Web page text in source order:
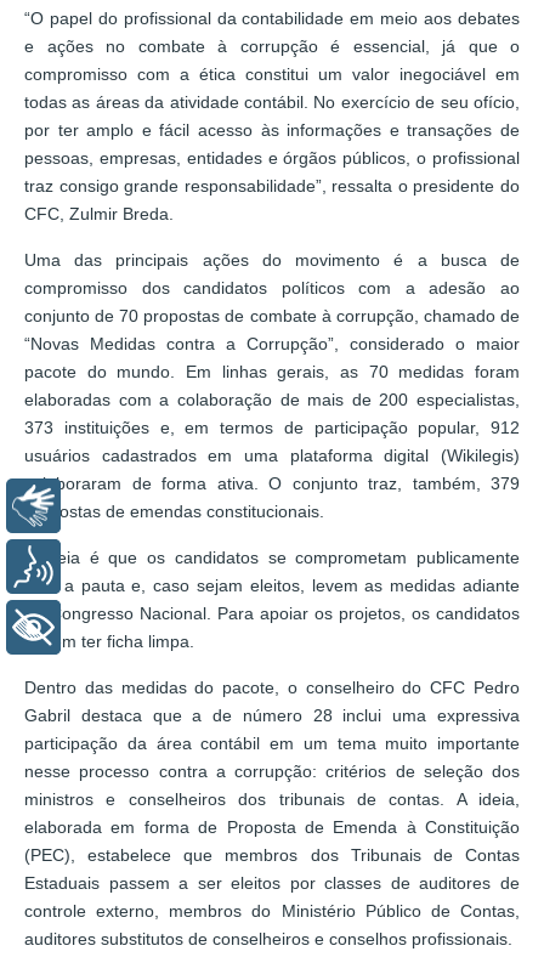
“O papel do profissional da contabilidade em meio aos debates
e ações no combate à corrupção é essencial, já que o
compromisso com a ética constitui um valor inegociável em
todas as áreas da atividade contábil. No exercício de seu ofício,
por ter amplo e fácil acesso às informações e transações de
pessoas, empresas, entidades e órgãos públicos, o profissional
traz consigo grande responsabilidade”, ressalta o presidente do
CFC, Zulmir Breda.
Uma das principais ações do movimento é a busca de
compromisso dos candidatos políticos com a adesão ao
conjunto de 70 propostas de combate à corrupção, chamado de
“Novas Medidas contra a Corrupção”, considerado o maior
pacote do mundo. Em linhas gerais, as 70 medidas foram
elaboradas com a colaboração de mais de 200 especialistas,
373 instituições e, em termos de participação popular, 912
usuários cadastrados em uma plataforma digital (Wikilegis)
colaboraram de forma ativa. O conjunto traz, também, 379
propostas de emendas constitucionais.
A ideia é que os candidatos se comprometam publicamente
com a pauta e, caso sejam eleitos, levem as medidas adiante
no Congresso Nacional. Para apoiar os projetos, os candidatos
devem ter ficha limpa.
Dentro das medidas do pacote, o conselheiro do CFC Pedro
Gabril destaca que a de número 28 inclui uma expressiva
participação da área contábil em um tema muito importante
nesse processo contra a corrupção: critérios de seleção dos
ministros e conselheiros dos tribunais de contas. A ideia,
elaborada em forma de Proposta de Emenda à Constituição
(PEC), estabelece que membros dos Tribunais de Contas
Estaduais passem a ser eleitos por classes de auditores de
controle externo, membros do Ministério Público de Contas,
auditores substitutos de conselheiros e conselhos profissionais.
Libras
Voz
+ Acessibilidade